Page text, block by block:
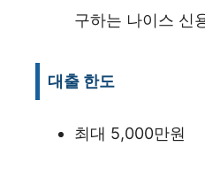
구하는 나이스 신
대출 한도
최대 5,000만원